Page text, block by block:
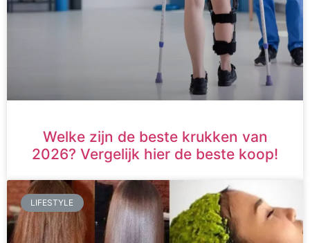
Welke zijn de beste krukken van
2026? Vergelijk hier de beste koop!
LIFESTYLE